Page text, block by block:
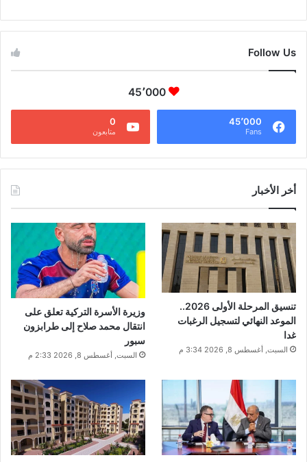
Follow Us
45٬000
45٬000
Fans
0
متابعون
أخر الأخبار
تنسيق المرحلة الأولى 2026..
الموعد النهائي لتسجيل الرغبات
غدا
السبت, أغسطس 8, 2026 3:34 م
وزيرة الأسرة التركية تعلق على
انتقال محمد صلاح إلى طرابزون
سبور
السبت, أغسطس 8, 2026 2:33 م